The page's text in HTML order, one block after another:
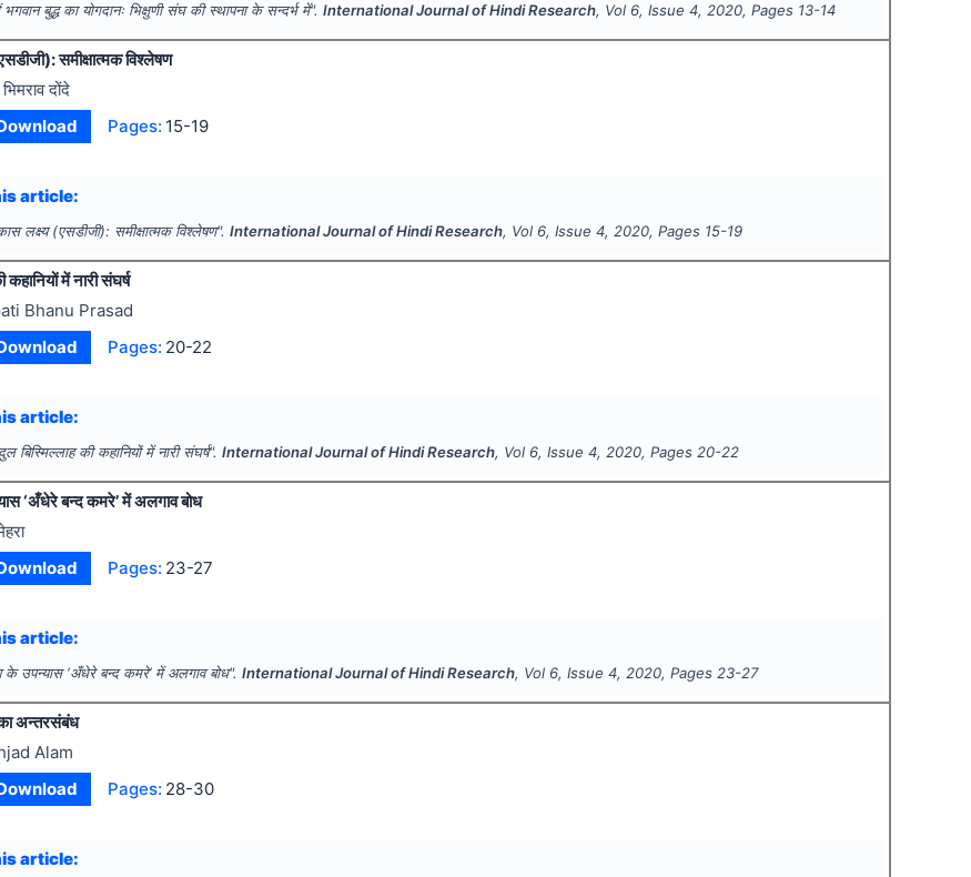
भगवान बुद्ध का योगदानः भिक्षुणी संघ की स्थापना के सन्दर्भ में".International Journal of Hindi Research, Vol 6, Issue4,2020, Pages 13-14
समीक्षात्मक विश्लेषण
दोंदे
Pages: 15-19
article:
लक्ष्य (एसडीजी): समीक्षात्मक विश्लेषण".International Journal of Hindi Research, Vol 6, Issue4,2020, Pages 15-19
में नारी संघर्ष
Bhanu Prasad
Pages: 20-22
article:
बिस्मिल्लाह की कहानियों में नारी संघर्ष".International Journal of Hindi Research, Vol 6, Issue4,2020, Pages 20-22
‘अँधेरे बन्द कमरे’ में अलगाव बोध
Pages: 23-27
article:
के उपन्यास ‘अँधेरे बन्द कमरे’ में अलगाव बोध".International Journal of Hindi Research, Vol 6, Issue4,2020, Pages 23-27
अन्तरसंबंध
Alam
Pages: 28-30
article: